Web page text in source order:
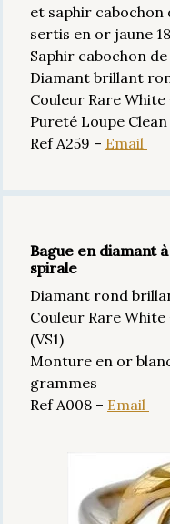
et saphir cabochon
sertis en or jaune
Saphir cabochon
Diamant brillant
Couleur Rare White
Pureté Loupe Clean
Ref A259 – Email
Bague en diamant
spirale
Diamant rond
Couleur Rare White
(VS1)
Monture en or
grammes
Ref A008 – Email